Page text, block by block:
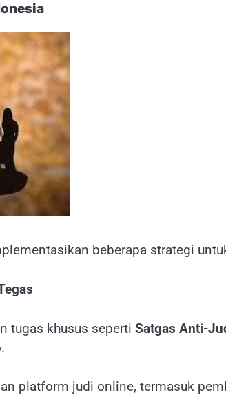
beberapa strategi
tugas khusus seperti Satgas Anti-
platform judi online, termasuk